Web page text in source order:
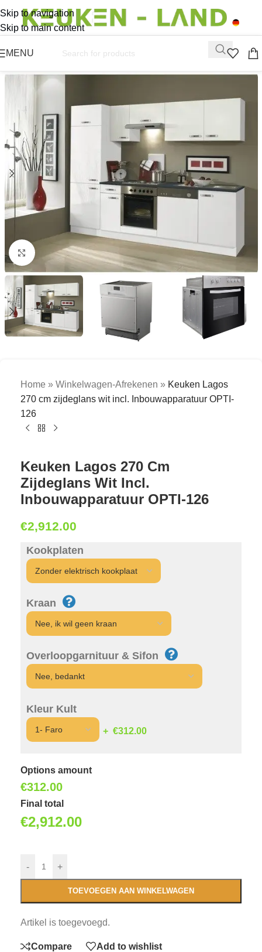
Skip to navigation
Skip to main content
MENU
Click to enlarge
Home » Winkelwagen-Afrekenen » Keuken Lagos
270 cm zijdeglans wit incl. Inbouwapparatuur OPTI-
126
Keuken Lagos 270 Cm
Zijdeglans Wit Incl.
Inbouwapparatuur OPTI-126
€2,912.00
Kookplaten
Kraan
Overloopgarnituur & Sifon
Kleur Kult
€312.00
Options amount
€312.00
Final total
€2,912.00
- +
TOEVOEGEN AAN WINKELWAGEN
Artikel is toegevoegd.
Compare Add to wishlist